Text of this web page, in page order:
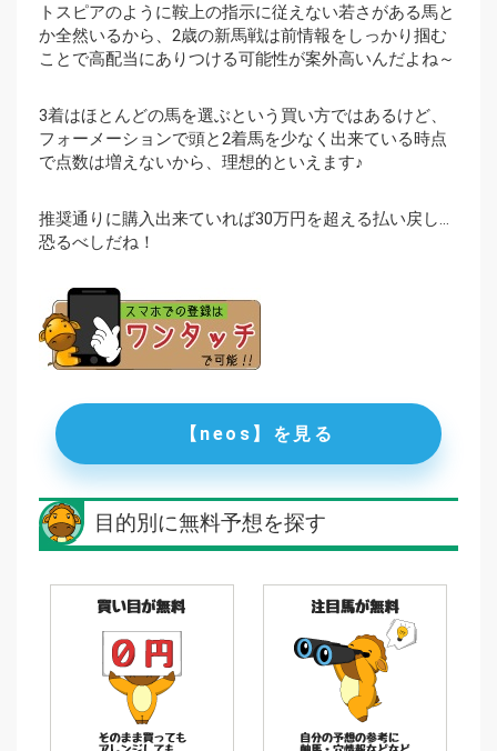
トスピアのように鞍上の指示に従えない若さがある馬と
か全然いるから、2歳の新馬戦は前情報をしっかり掴む
ことで高配当にありつける可能性が案外高いんだよね～
3着はほとんどの馬を選ぶという買い方ではあるけど、
フォーメーションで頭と2着馬を少なく出来ている時点
で点数は増えないから、理想的といえます♪
推奨通りに購入出来ていれば30万円を超える払い戻し…
恐るべしだね！
【neos】を見る
目的別に無料予想を探す